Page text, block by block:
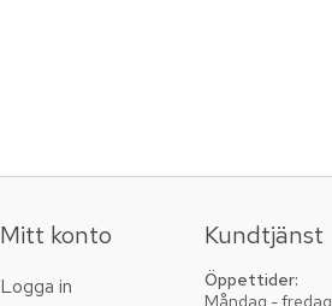
Mitt konto
Logga in
Kundtjänst
Öppettider:
Måndag - fredag